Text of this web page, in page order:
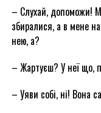
– Слухай, допоможи!
збиралися, а в мене
нею, а?
– Жартуєш? У неї що,
– Уяви собі, ні! Вона